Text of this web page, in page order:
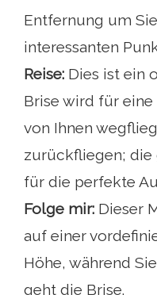
Entfernung um
interessanten
Reise: Dies ist ein
Brise wird für
von Ihnen
zurückfliegen; die
für die perfekte
Folge mir: Dieser
auf einer
Höhe, während
geht die Brise.